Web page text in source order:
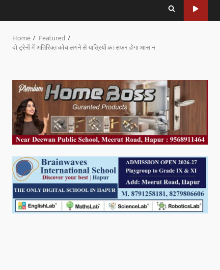
Home
Featured
दो ट्रेनों में अतिरिक्त कोच लगने से यात्रियों का सफर होगा आसान